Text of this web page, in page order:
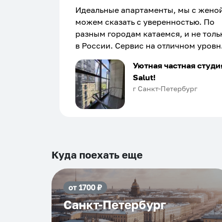
Идеальные апартаменты, мы с
можем сказать с уверенностью. По
разным городам катаемся, и не
в России. Сервис на отличном
Хозяин апартаментов доброй души
человек, всегда можно
подскажет что как и почему.
Рекомендуем на 100% и вам, и
и сами будем приезжать еще...
Уютная частная
Salut!
г Санкт-Петербург
Куда поехать еще
от 1700₽
Санкт-Петербург